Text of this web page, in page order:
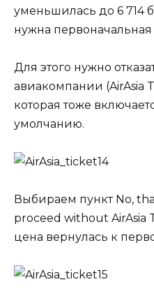
уменьшилась до 6 714
нужна первоначальная
Для этого нужно
авиакомпании (AirAsia
которая тоже
умолчанию.
Выбираем пункт No,
proceed without AirAsia
цена вернулась к